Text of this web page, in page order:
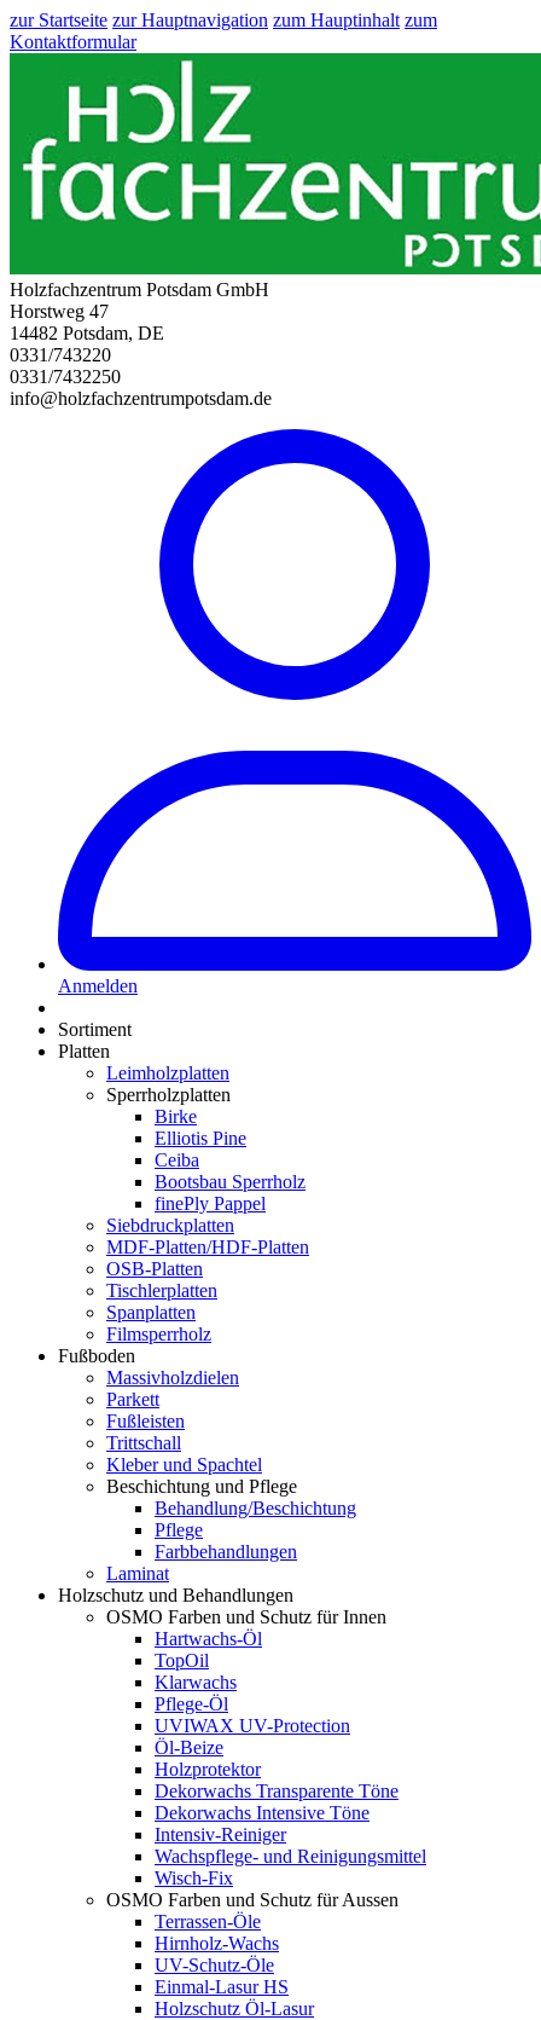
zur Startseite zur Hauptnavigation zum Hauptinhalt zum
Kontaktformular
Holzfachzentrum Potsdam GmbH
Horstweg 47
14482 Potsdam, DE
0331/743220
0331/7432250
info@holzfachzentrumpotsdam.de
Anmelden
Sortiment
Platten
Leimholzplatten
Sperrholzplatten
Birke
Elliotis Pine
Ceiba
Bootsbau Sperrholz
finePly Pappel
Siebdruckplatten
MDF-Platten/HDF-Platten
OSB-Platten
Tischlerplatten
Spanplatten
Filmsperrholz
Fußboden
Massivholzdielen
Parkett
Fußleisten
Trittschall
Kleber und Spachtel
Beschichtung und Pflege
Behandlung/Beschichtung
Pflege
Farbbehandlungen
Laminat
Holzschutz und Behandlungen
OSMO Farben und Schutz für Innen
Hartwachs-Öl
TopOil
Klarwachs
Pflege-Öl
UVIWAX UV-Protection
Öl-Beize
Holzprotektor
Dekorwachs Transparente Töne
Dekorwachs Intensive Töne
Intensiv-Reiniger
Wachspflege- und Reinigungsmittel
Wisch-Fix
OSMO Farben und Schutz für Aussen
Terrassen-Öle
Hirnholz-Wachs
UV-Schutz-Öle
Einmal-Lasur HS
Holzschutz Öl-Lasur